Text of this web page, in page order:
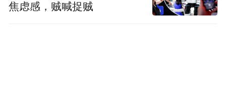
焦虑感，贼喊捉贼